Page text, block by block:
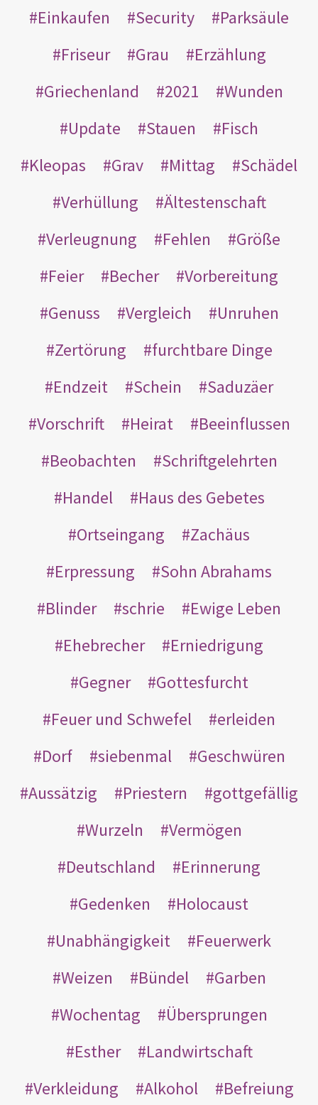
Einkaufen Security
Parksäule
Friseur
Grau
Erzählung
Griechenland
2021
Wunden
Update
Stauen
Fisch
Kleopas
Grav Mittag
Schädel
Verhüllung
Ältestenschaft
Verleugnung
Fehlen
Größe
Feier
Becher
Vorbereitung
Genuss
Vergleich
Unruhen
Zertörung
furchtbare Dinge
Endzeit
Schein
Saduzäer
Vorschrift
Heirat
Beeinflussen
Beobachten
Schriftgelehrten
Handel
Haus des Gebetes
Ortseingang
Zachäus
Erpressung
Sohn Abrahams
Blinder
schrie
Ewige Leben
Ehebrecher
Erniedrigung
Gegner
Gottesfurcht
Feuer und Schwefel
erleiden
Dorf
siebenmal
Geschwüren
Aussätzig
Priestern
gottgefällig
Wurzeln
Vermögen
Deutschland
Erinnerung
Gedenken
Holocaust
Unabhängigkeit
Feuerwerk
Weizen
Bündel
Garben
Wochentag
Übersprungen
Esther
Landwirtschaft
Verkleidung
Alkohol
Befreiung